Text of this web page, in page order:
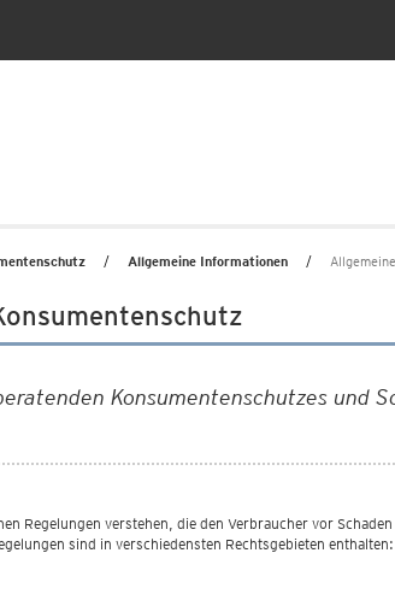
Allgemeine Informationen
Konsumentenschutzes und
Regelungen verstehen, die den Verbraucher vor
sind in verschiedensten Rechtsgebieten enthalten: